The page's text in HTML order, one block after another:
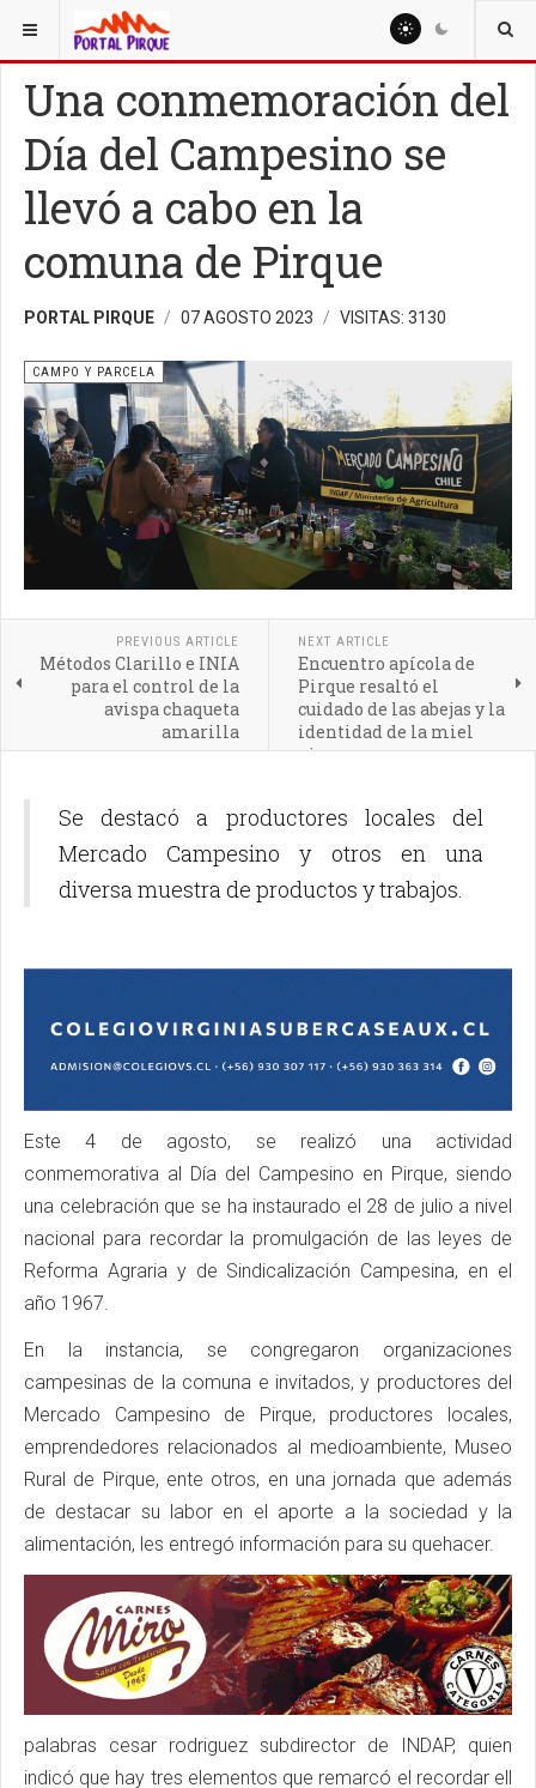
ESTÁ AQUÍ: OTROS
Una conmemoración del
Día del Campesino se
llevó a cabo en la
comuna de Pirque
PORTAL PIRQUE 07 AGOSTO 2023 VISITAS: 3130
CAMPO Y PARCELA
PREVIOUS ARTICLE
Métodos Clarillo e INIA
para el control de la
avispa chaqueta
amarilla
NEXT ARTICLE
Encuentro apícola de
Pirque resaltó el
cuidado de las abejas y la
identidad de la miel
pircana
Se destacó a productores locales del
Mercado Campesino y otros en una
diversa muestra de productos y trabajos.
Este 4 de agosto, se realizó una actividad
conmemorativa al Día del Campesino en Pirque, siendo
una celebración que se ha instaurado el 28 de julio a nivel
nacional para recordar la promulgación de las leyes de
Reforma Agraria y de Sindicalización Campesina, en el
año 1967.
En la instancia, se congregaron organizaciones
campesinas de la comuna e invitados, y productores del
Mercado Campesino de Pirque, productores locales,
emprendedores relacionados al medioambiente, Museo
Rural de Pirque, ente otros, en una jornada que además
de destacar su labor en el aporte a la sociedad y la
alimentación, les entregó información para su quehacer.
palabras cesar rodriguez subdirector de INDAP, quien
indicó que hay tres elementos que remarcó el recordar ell